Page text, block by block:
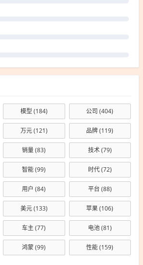
模型 (184) 公司 (404)
万元(121) 品牌(119)
销量(83) 技术(79)
智能(99) 时代(72)
用户 (84) 平台 (88)
美元(133) 苹果(106)
车主 (77) 电池(81)
鸿蒙(99) 性能(159)